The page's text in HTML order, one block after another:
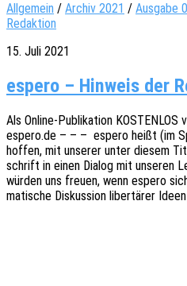
Allgemein / Archiv 2021 / Ausgabe
Redaktion
15. Juli 2021
espero – Hinweis der
Als Online-Publi­­ka­­ti­on
espero.de – – – espero heißt (im
hoffen, mit unse­rer unter diesem
schrift in einen Dialog mit unse­ren
würden uns freuen, wenn espero
ma­ti­sche Diskus­si­on liber­tä­rer